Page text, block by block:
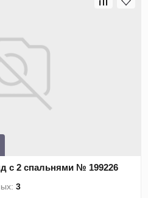
с 2 спальнями № 199226
3